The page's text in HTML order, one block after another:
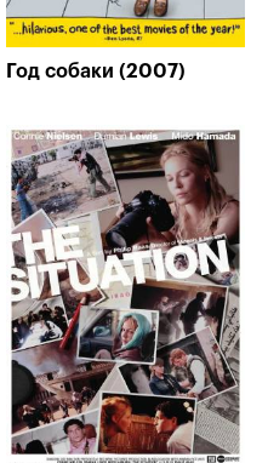
Год собаки (2007)